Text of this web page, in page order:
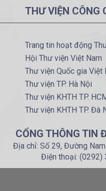
THƯ VIỆN CÔNG
Trang tin hoạt động
Hội Thư viện Việt Nam
Thư viện Quốc gia Việt
Thư viện TP. Hà Nội
Thư viện KHTH TP.
Thư viện KHTH TP. Đà
CỔNG THÔNG TIN
Địa chỉ: Số 29, Đường
Điện thoại: (0292)